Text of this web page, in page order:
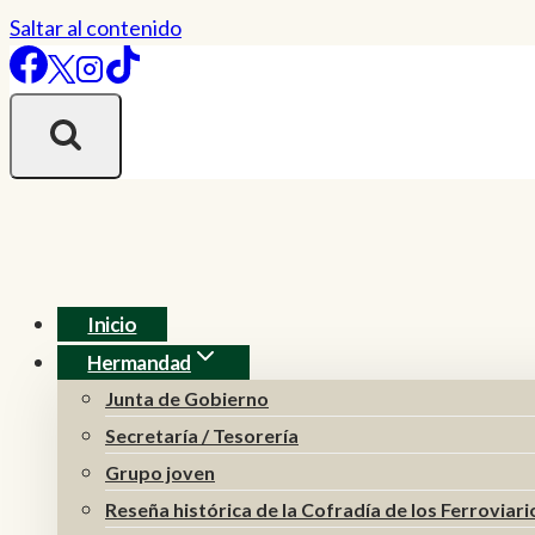
Saltar al contenido
Inicio
Hermandad
Junta de Gobierno
Secretaría / Tesorería
Grupo joven
Reseña histórica de la Cofradía de los